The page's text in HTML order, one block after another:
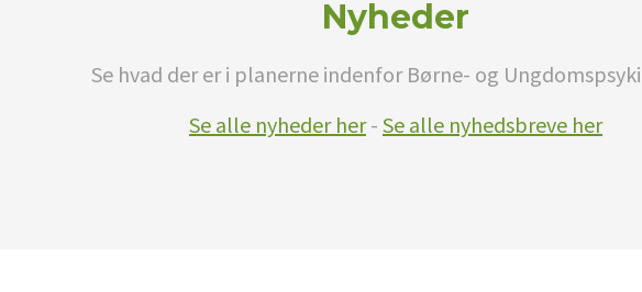
Nyheder
Se hvad der er i planerne indenfor Børne- og
Se alle nyheder her- Se alle nyhedsbreve her